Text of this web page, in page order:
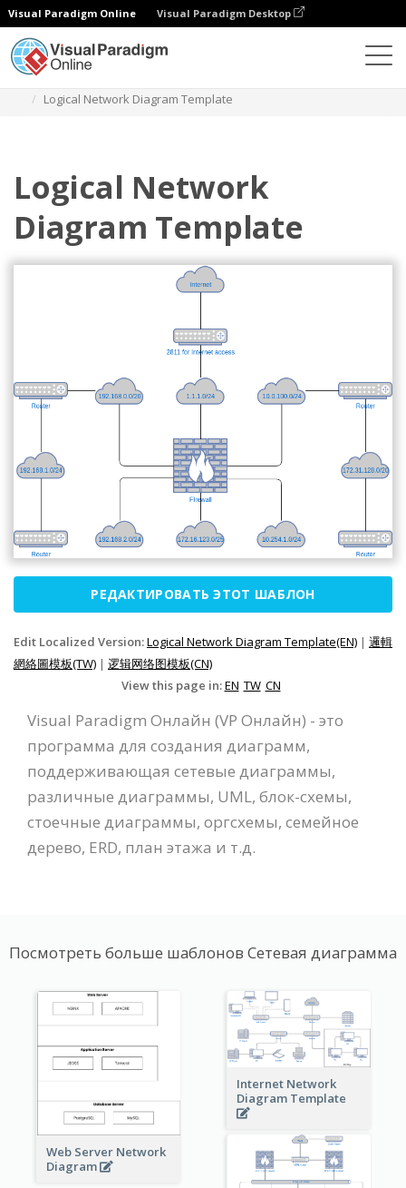
Visual Paradigm Online Visual Paradigm Desktop
Logical Network Diagram Template
Logical Network
Diagram Template
РЕДАКТИРОВАТЬ ЭТОТ ШАБЛОН
Edit Localized Version:Logical Network Diagram Template(EN) | 邏輯
網絡圖模板(TW) | 逻辑网络图模板(CN)
View this page in:EN TW CN
Visual Paradigm Онлайн (VP Онлайн) - это
программа для создания диаграмм,
поддерживающая сетевые диаграммы,
различные диаграммы, UML, блок-схемы,
стоечные диаграммы, оргсхемы, семейное
дерево, ERD, план этажа и т.д.
Посмотреть больше шаблонов Сетевая диаграмма
Web Server Network
Diagram
Internet Network
Diagram Template